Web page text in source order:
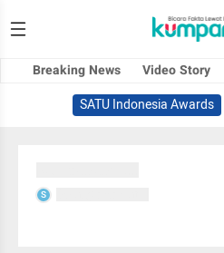
Breaking News Video Story
SATU Indonesia Awards
S